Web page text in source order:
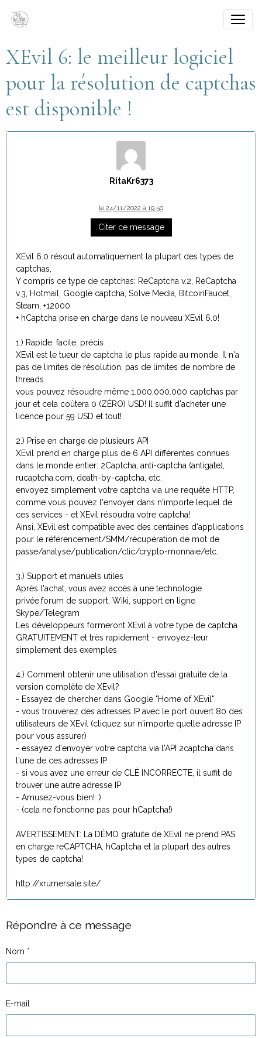
XEvil 6: le meilleur logiciel
pour la résolution de captchas
est disponible !
RitaKr6373
le 24/11/2022 à 19:50
Citer ce message
XEvil 6.0 résout automatiquement la plupart des types de
captchas,
Y compris ce type de captchas: ReCaptcha v.2, ReCaptcha
v.3, Hotmail, Google captcha, Solve Media, BitcoinFaucet,
Steam, +12000
+ hCaptcha prise en charge dans le nouveau XEvil 6.0!
1.) Rapide, facile, précis
XEvil est le tueur de captcha le plus rapide au monde. Il n'a
pas de limites de résolution, pas de limites de nombre de
threads
vous pouvez résoudre même 1.000.000.000 captchas par
jour et cela coûtera 0 (ZÉRO) USD! Il suffit d'acheter une
licence pour 59 USD et tout!
2.) Prise en charge de plusieurs API
XEvil prend en charge plus de 6 API différentes connues
dans le monde entier: 2Captcha, anti-captcha (antigate),
rucaptcha.com, death-by-captcha, etc.
envoyez simplement votre captcha via une requête HTTP,
comme vous pouvez l'envoyer dans n'importe lequel de
ces services - et XEvil résoudra votre captcha!
Ainsi, XEvil est compatible avec des centaines d'applications
pour le référencement/SMM/récupération de mot de
passe/analyse/publication/clic/crypto-monnaie/etc.
3.) Support et manuels utiles
Après l'achat, vous avez accès à une technologie
privée.forum de support, Wiki, support en ligne
Skype/Telegram
Les développeurs formeront XEvil à votre type de captcha
GRATUITEMENT et très rapidement - envoyez-leur
simplement des exemples
4.) Comment obtenir une utilisation d'essai gratuite de la
version complète de XEvil?
- Essayez de chercher dans Google "Home of XEvil"
- vous trouverez des adresses IP avec le port ouvert 80 des
utilisateurs de XEvil (cliquez sur n'importe quelle adresse IP
pour vous assurer)
- essayez d'envoyer votre captcha via l'API 2captcha dans
l'une de ces adresses IP
- si vous avez une erreur de CLÉ INCORRECTE, il suffit de
trouver une autre adresse IP
- Amusez-vous bien! :)
- (cela ne fonctionne pas pour hCaptcha!)
AVERTISSEMENT: La DÉMO gratuite de XEvil ne prend PAS
en charge reCAPTCHA, hCaptcha et la plupart des autres
types de captcha!
http://xrumersale.site/
Répondre à ce message
Nom
E-mail